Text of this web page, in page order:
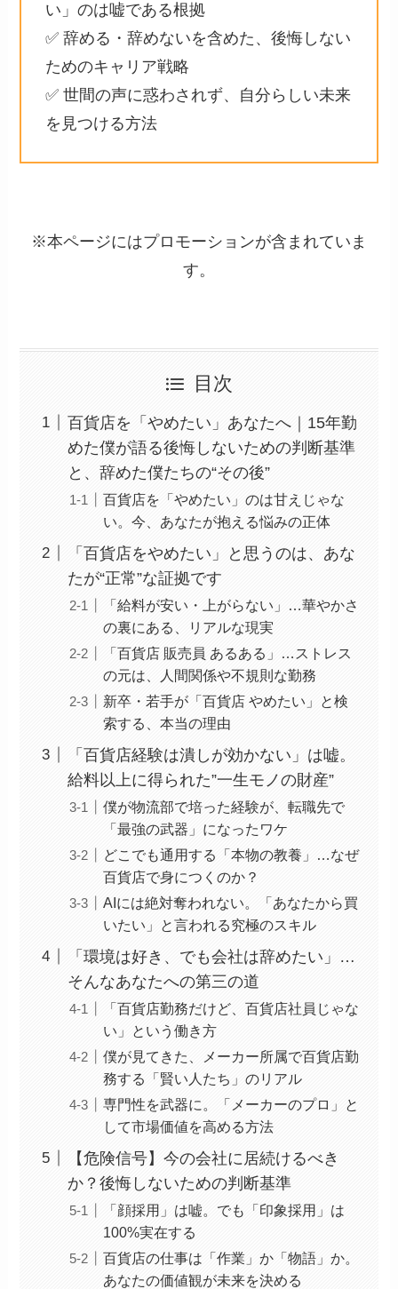
い」のは嘘である根拠
✅ 辞める・辞めないを含めた、後悔しない
ためのキャリア戦略
✅ 世間の声に惑わされず、自分らしい未来
を見つける方法
※本ページにはプロモーションが含まれていま
す。
目次
百貨店を「やめたい」あなたへ｜15年勤
めた僕が語る後悔しないための判断基準
と、辞めた僕たちの“その後”
百貨店を「やめたい」のは甘えじゃな
い。今、あなたが抱える悩みの正体
「百貨店をやめたい」と思うのは、あな
たが“正常”な証拠です
「給料が安い・上がらない」…華やかさ
の裏にある、リアルな現実
「百貨店 販売員 あるある」…ストレス
の元は、人間関係や不規則な勤務
新卒・若手が「百貨店 やめたい」と検
索する、本当の理由
「百貨店経験は潰しが効かない」は嘘。
給料以上に得られた”一生モノの財産”
僕が物流部で培った経験が、転職先で
「最強の武器」になったワケ
どこでも通用する「本物の教養」…なぜ
百貨店で身につくのか？
AIには絶対奪われない。「あなたから買
いたい」と言われる究極のスキル
「環境は好き、でも会社は辞めたい」…
そんなあなたへの第三の道
「百貨店勤務だけど、百貨店社員じゃな
い」という働き方
僕が見てきた、メーカー所属で百貨店勤
務する「賢い人たち」のリアル
専門性を武器に。「メーカーのプロ」と
して市場価値を高める方法
【危険信号】今の会社に居続けるべき
か？後悔しないための判断基準
「顔採用」は嘘。でも「印象採用」は
100%実在する
百貨店の仕事は「作業」か「物語」か。
あなたの価値観が未来を決める